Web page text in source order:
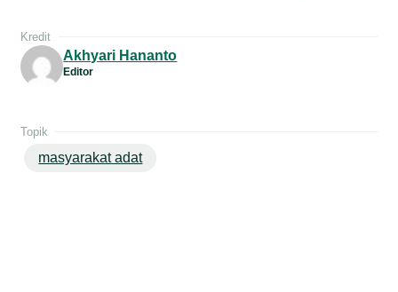
Kredit
Akhyari Hananto
Editor
Topik
masyarakat adat